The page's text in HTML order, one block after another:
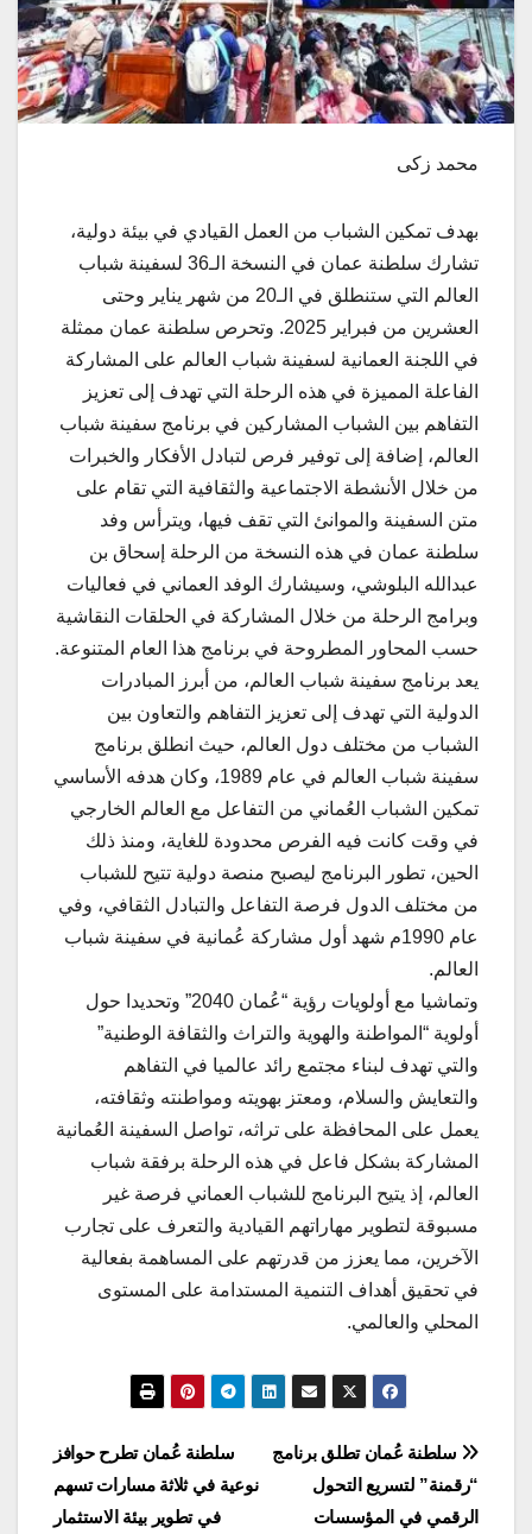
محمد زكى
بهدف تمكين الشباب من العمل القيادي في بيئة دولية،
تشارك سلطنة عمان في النسخة الـ36 لسفينة شباب
العالم التي ستنطلق في الـ20 من شهر يناير وحتى
العشرين من فبراير 2025. وتحرص سلطنة عمان ممثلة
في اللجنة العمانية لسفينة شباب العالم على المشاركة
الفاعلة المميزة في هذه الرحلة التي تهدف إلى تعزيز
التفاهم بين الشباب المشاركين في برنامج سفينة شباب
العالم، إضافة إلى توفير فرص لتبادل الأفكار والخبرات
من خلال الأنشطة الاجتماعية والثقافية التي تقام على
متن السفينة والموانئ التي تقف فيها، ويترأس وفد
سلطنة عمان في هذه النسخة من الرحلة إسحاق بن
عبدالله البلوشي، وسيشارك الوفد العماني في فعاليات
وبرامج الرحلة من خلال المشاركة في الحلقات النقاشية
حسب المحاور المطروحة في برنامج هذا العام المتنوعة.
يعد برنامج سفينة شباب العالم، من أبرز المبادرات
الدولية التي تهدف إلى تعزيز التفاهم والتعاون بين
الشباب من مختلف دول العالم، حيث انطلق برنامج
سفينة شباب العالم في عام 1989، وكان هدفه الأساسي
تمكين الشباب العُماني من التفاعل مع العالم الخارجي
في وقت كانت فيه الفرص محدودة للغاية، ومنذ ذلك
الحين، تطور البرنامج ليصبح منصة دولية تتيح للشباب
من مختلف الدول فرصة التفاعل والتبادل الثقافي، وفي
عام 1990م شهد أول مشاركة عُمانية في سفينة شباب
العالم.
وتماشيا مع أولويات رؤية “عُمان 2040” وتحديدا حول
أولوية “المواطنة والهوية والتراث والثقافة الوطنية”
والتي تهدف لبناء مجتمع رائد عالميا في التفاهم
والتعايش والسلام، ومعتز بهويته ومواطنته وثقافته،
يعمل على المحافظة على تراثه، تواصل السفينة العُمانية
المشاركة بشكل فاعل في هذه الرحلة برفقة شباب
العالم، إذ يتيح البرنامج للشباب العماني فرصة غير
مسبوقة لتطوير مهاراتهم القيادية والتعرف على تجارب
الآخرين، مما يعزز من قدرتهم على المساهمة بفعالية
في تحقيق أهداف التنمية المستدامة على المستوى
المحلي والعالمي.
تصفّح
المقالات
سلطنة عُمان تطرح حوافز
نوعية في ثلاثة مسارات تسهم
في تطوير بيئة الاستثمار
سلطنة عُمان تطلق برنامج
“رقمنة” لتسريع التحول
الرقمي في المؤسسات